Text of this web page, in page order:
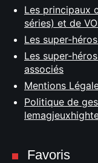
Les principaux
séries) et de
Les super-
Les super-
associés
Mentions
Politique de
Favoris